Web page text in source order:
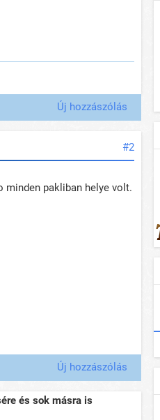
Új hozzászólás
#2
minden pakliban helye volt.
Új hozzászólás
és sok másra is